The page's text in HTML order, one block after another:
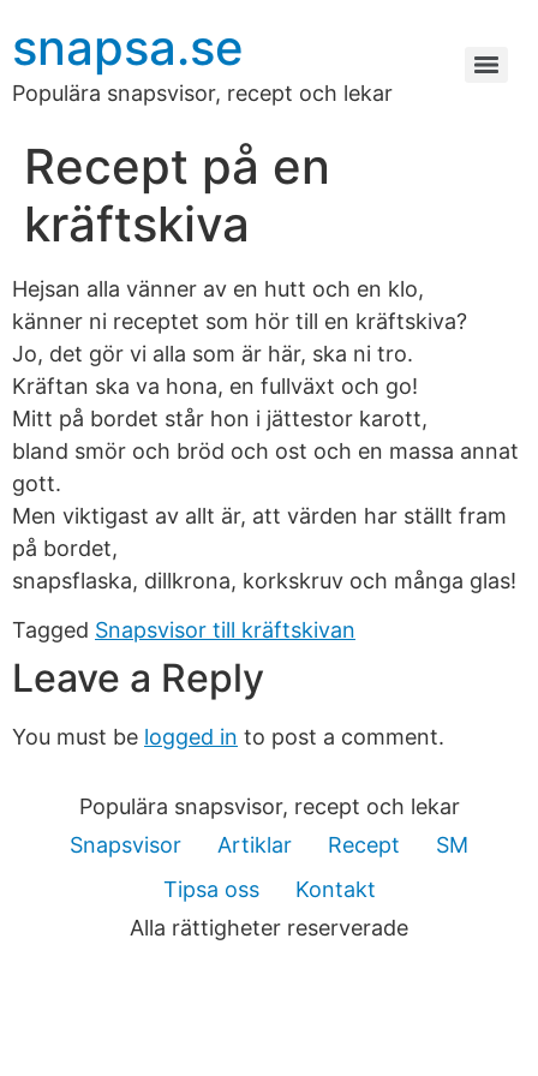
snapsa.se
Populära snapsvisor, recept och lekar
Recept på en
kräftskiva
Hejsan alla vänner av en hutt och en klo,
känner ni receptet som hör till en kräftskiva?
Jo, det gör vi alla som är här, ska ni tro.
Kräftan ska va hona, en fullväxt och go!
Mitt på bordet står hon i jättestor karott,
bland smör och bröd och ost och en massa annat
gott.
Men viktigast av allt är, att värden har ställt fram
på bordet,
snapsflaska, dillkrona, korkskruv och många glas!
Tagged Snapsvisor till kräftskivan
Leave a Reply
You must be logged in to post a comment.
Populära snapsvisor, recept och lekar
Snapsvisor
Artiklar Recept
SM
Tipsa oss
Kontakt
Alla rättigheter reserverade